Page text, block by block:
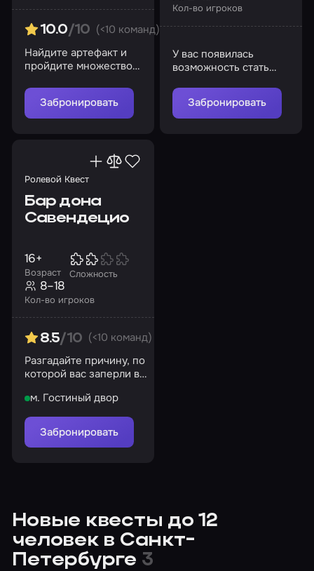
10.0/10 (<10 команд)
Найдите артефакт и
пройдите множество
Забронировать
Кол-во игроков
У вас появилась
возможность стать
Забронировать
Ролевой Квест
Бар дона
Савендецио
Возраст
16+
Сложность
Кол-во игроков
8–18
8.5/10 (<10 команд)
Разгадайте причину, по
которой вас заперли в
м. Гостиный двор
Забронировать
Новые квесты до 12
человек в Санкт-
Петербурге 3